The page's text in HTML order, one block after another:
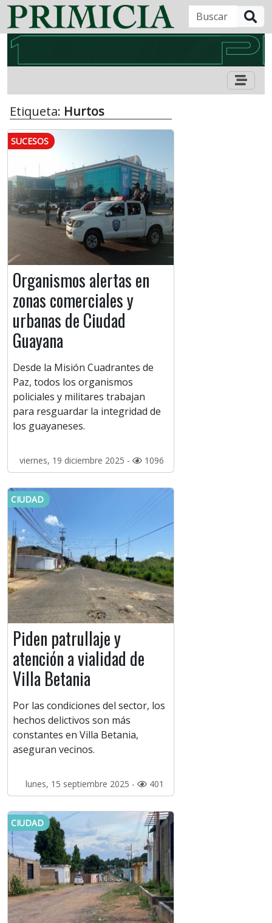
Etiqueta: Hurtos
SUCESOS
Organismos alertas en
zonas comerciales y
urbanas de Ciudad
Guayana
Desde la Misión Cuadrantes de
Paz, todos los organismos
policiales y militares trabajan
para resguardar la integridad de
los guayaneses.
viernes, 19 diciembre 2025 - 1096
CIUDAD
Piden patrullaje y
atención a vialidad de
Villa Betania
Por las condiciones del sector, los
hechos delictivos son más
constantes en Villa Betania,
aseguran vecinos.
lunes, 15 septiembre 2025 - 401
CIUDAD